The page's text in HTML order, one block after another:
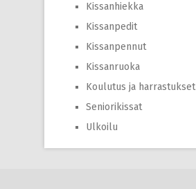
Kissanhiekka
Kissanpedit
Kissanpennut
Kissanruoka
Koulutus ja harrastukset
Seniorikissat
Ulkoilu